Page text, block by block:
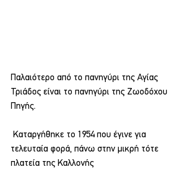
Παλαιότερο από το πανηγύρι της Αγίας
Τριάδος είναι το πανηγύρι της Ζωοδόχου
Πηγής.
τελευταία φορά, πάνω στην μικρή τότε
πλατεία της Καλλονής